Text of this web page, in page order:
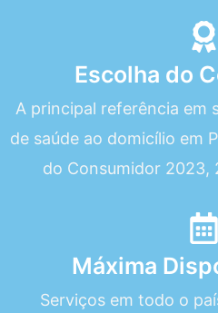
Escolha do
A principal referência em
de saúde ao domicílio em
do Consumidor 2023,
Máxima
Serviços em todo o